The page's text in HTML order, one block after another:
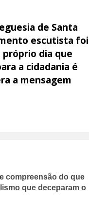
de Santa
escutista foi
próprio dia que
a cidadania é
a mensagem
compreensão do que
que deceparam o